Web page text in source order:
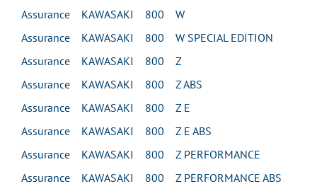
Assurance KAWASAKI 800 W
Assurance KAWASAKI 800 W SPECIAL EDITION
Assurance KAWASAKI 800 Z
Assurance KAWASAKI 800 Z ABS
Assurance KAWASAKI 800 Z E
Assurance KAWASAKI 800 Z E ABS
Assurance KAWASAKI 800 Z PERFORMANCE
Assurance KAWASAKI 800 Z PERFORMANCE ABS